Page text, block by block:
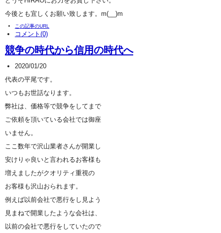
今後とも宜しくお願い致します。m(__)m
この記事のURL
コメント(0)
競争の時代から信用の時代へ
2020/01/20
代表の平尾です。
いつもお世話なります。
弊社は、価格等で競争をしてまで
ご依頼を頂いている会社では御座
いません。
ここ数年で沢山業者さんが開業し
安けりゃ良いと言われるお客様も
増えましたがクオリティ重視の
お客様も沢山おられます。
例えば以前会社で悪行をし見よう
見まねで開業したような会社は、
以前の会社で悪行をしていたので